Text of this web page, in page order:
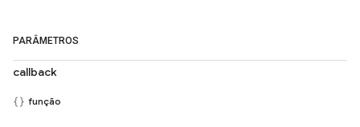
PARÂMETROS
callback
função